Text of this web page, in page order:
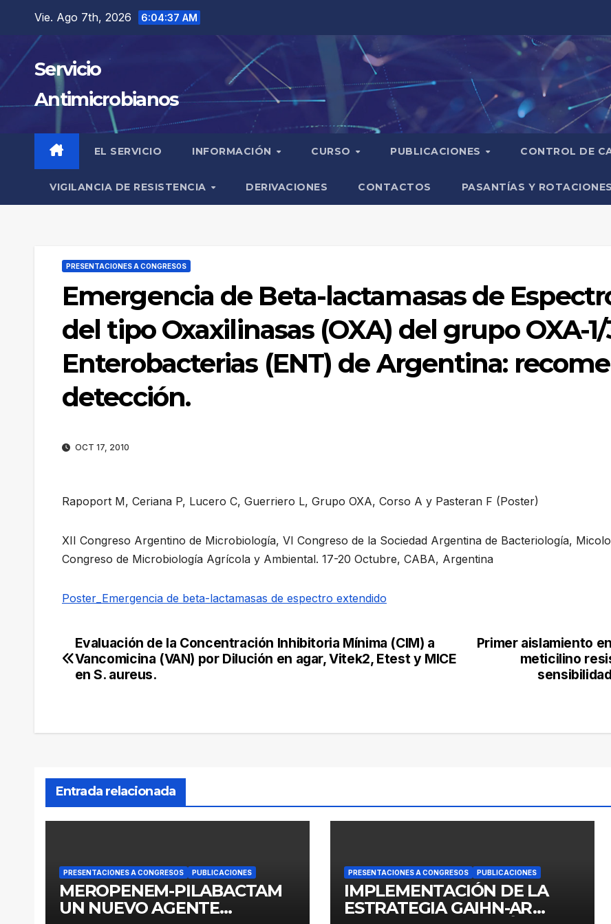
contenido
Vie. Ago 7th, 2026 6:04:38 AM
Servicio
Antimicrobianos
EL SERVICIO INFORMACIÓN CURSO PUBLICACIONES CONTROL DE
VIGILANCIA DE RESISTENCIA DERIVACIONES CONTACTOS PASANTÍAS Y ROTACIONES
PRESENTACIONES A CONGRESOS
Emergencia de Beta-lactamasas de
del tipo Oxaxilinasas (OXA) del grupo OXA-
Enterobacterias (ENT) de Argentina:
detección.
OCT 17, 2010
Rapoport M, Ceriana P, Lucero C, Guerriero L, Grupo OXA, Corso A y Pasteran F (Poster)
XII Congreso Argentino de Microbiología, VI Congreso de la Sociedad Argentina de Bacteriología,
Congreso de Microbiología Agrícola y Ambiental. 17-20 Octubre, CABA, Argentina
Poster_Emergencia de beta-lactamasas de espectro extendido
Navegación
de
Primer aislamiento
meticilino
Evaluación de la Concentración Inhibitoria Mínima (CIM) a
Vancomicina (VAN) por Dilución en agar, Vitek2, Etest y MICE
en S. aureus.
Entrada relacionada
PRESENTACIONES A CONGRESOS PUBLICACIONES
MEROPENEM-PILABACTAM
UN NUEVO AGENTE
PRESENTACIONES A CONGRESOS PUBLICACIONES
IMPLEMENTACIÓN DE LA
ESTRATEGIA GAIHN-AR